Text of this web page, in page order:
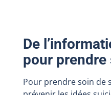
De
pour prendre
Pour prendre soin de